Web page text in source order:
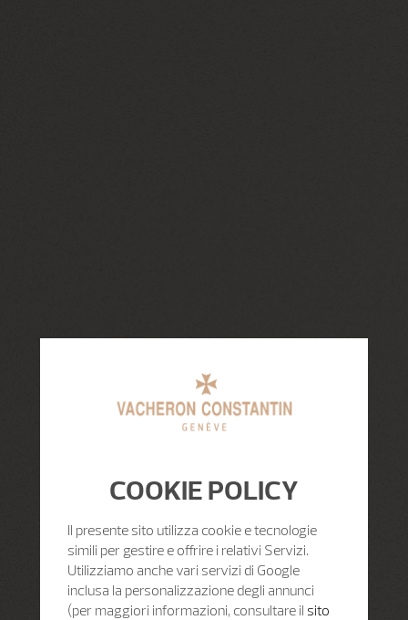
COOKIE POLICY
Il presente sito utilizza cookie e tecnologie
simili per gestire e offrire i relativi Servizi.
Utilizziamo anche vari servizi di Google
inclusa la personalizzazione degli annunci
(per maggiori informazioni, consultare il sito